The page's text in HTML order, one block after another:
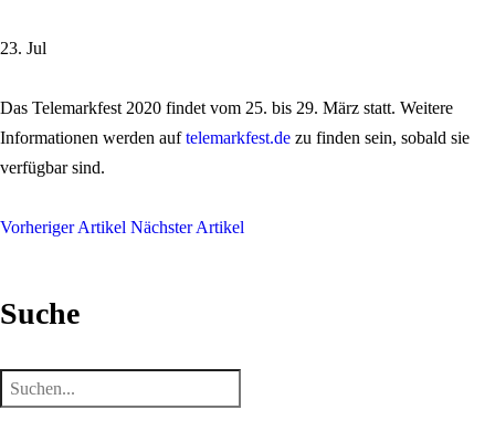
23. Jul
Das Telemarkfest 2020 findet vom 25. bis 29. März statt. Weitere
Informationen werden auftelemarkfest.de zu finden sein, sobald sie
verfügbar sind.
Vorheriger Artikel Nächster Artikel
Suche